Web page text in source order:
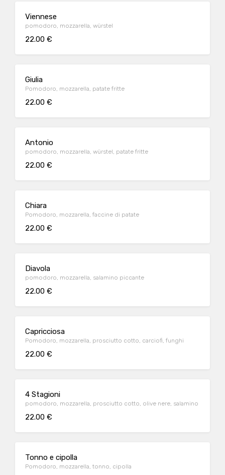
Viennese
pomodoro, mozzarella, würstel
22.00 €
Giulia
Pomodoro, mozzarella, patate fritte
22.00 €
Antonio
pomodoro, mozzarella, würstel, patate fritte
22.00 €
Chiara
Pomodoro, mozzarella, faccine di patate
22.00 €
Diavola
pomodoro, mozzarella, salamino piccante
22.00 €
Capricciosa
Pomodoro, mozzarella, prosciutto cotto, carciofi, funghi
22.00 €
4 Stagioni
pomodoro, mozzarella, prosciutto cotto, olive nere, salamino
22.00 €
Tonno e cipolla
Pomodoro, mozzarella, tonno, cipolla